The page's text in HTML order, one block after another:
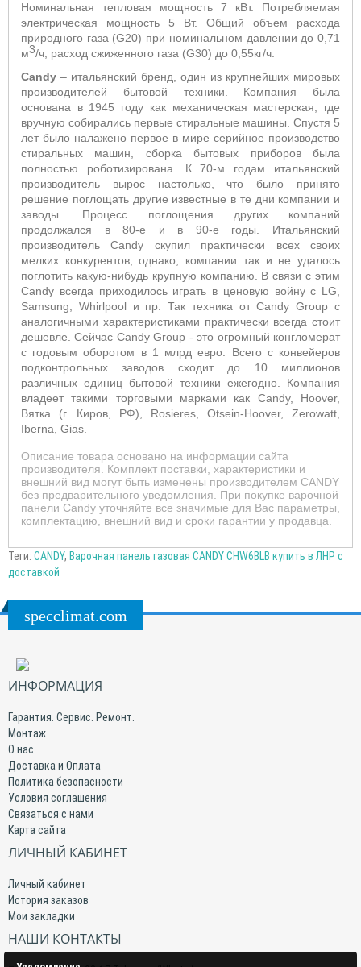
Номинальная тепловая мощность 7 кВт. Потребляемая
электрическая мощность 5 Вт. Общий объем расхода
природного газа (G20) при номинальном давлении до 0,71
м3/ч, расход сжиженного газа (G30) до 0,55кг/ч.
Candy – итальянский бренд, один из крупнейших мировых
производителей бытовой техники. Компания была
основана в 1945 году как механическая мастерская, где
вручную собирались первые стиральные машины. Спустя 5
лет было налажено первое в мире серийное производство
стиральных машин, сборка бытовых приборов была
полностью роботизирована. К 70-м годам итальянский
производитель вырос настолько, что было принято
решение поглощать другие известные в те дни компании и
заводы. Процесс поглощения других компаний
продолжался в 80-е и в 90-е годы. Итальянский
производитель Candy скупил практически всех своих
мелких конкурентов, однако, компании так и не удалось
поглотить какую-нибудь крупную компанию. В связи с этим
Candy всегда приходилось играть в ценовую войну с LG,
Samsung, Whirlpool и пр. Так техника от Candy Group с
аналогичными характеристиками практически всегда стоит
дешевле. Сейчас Candy Group - это огромный конгломерат
с годовым оборотом в 1 млрд евро. Всего с конвейеров
подконтрольных заводов сходит до 10 миллионов
различных единиц бытовой техники ежегодно. Компания
владеет такими торговыми марками как Candy, Hoover,
Вятка (г. Киров, РФ), Rosieres, Otsein-Hoover, Zerowatt,
Iberna, Gias.
Описание товара основано на информации сайта
производителя. Комплект поставки, характеристики и
внешний вид могут быть изменены производителем CANDY
без предварительного уведомления. При покупке варочной
панели Candy уточняйте все значимые для Вас параметры,
комплектацию, внешний вид и сроки гарантии у продавца.
Теги: CANDY, Варочная панель газовая CANDY CHW6BLB купить в ЛНР с
доставкой
specclimat.com
ИНФОРМАЦИЯ
Гарантия. Сервис. Ремонт.
Монтаж
О нас
Доставка и Оплата
Политика безопасности
Условия соглашения
Связаться с нами
Карта сайта
ЛИЧНЫЙ КАБИНЕТ
Личный кабинет
История заказов
Мои закладки
НАШИ КОНТАКТЫ